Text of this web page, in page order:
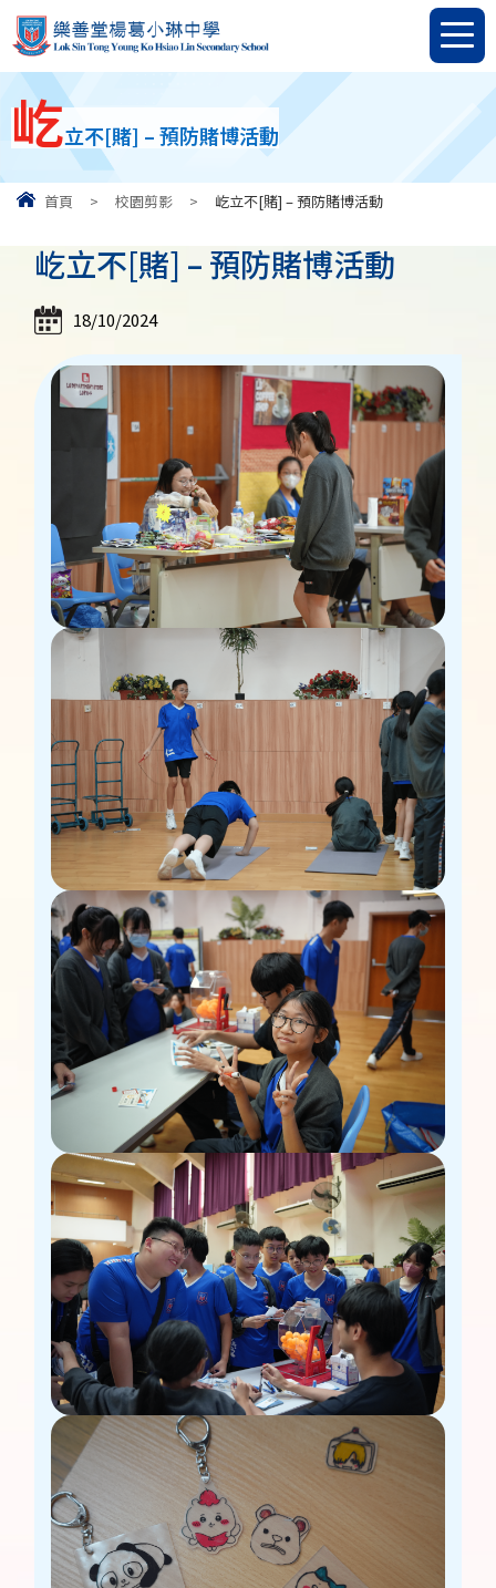
屹立不[賭] – 預防賭博活動
首頁 > 校園剪影 > 屹立不[賭] – 預防賭博活動
屹立不[賭] – 預防賭博活動
18/10/2024